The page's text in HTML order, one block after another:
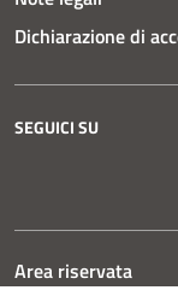
Dichiarazione di
SEGUICI SU
Area riservata